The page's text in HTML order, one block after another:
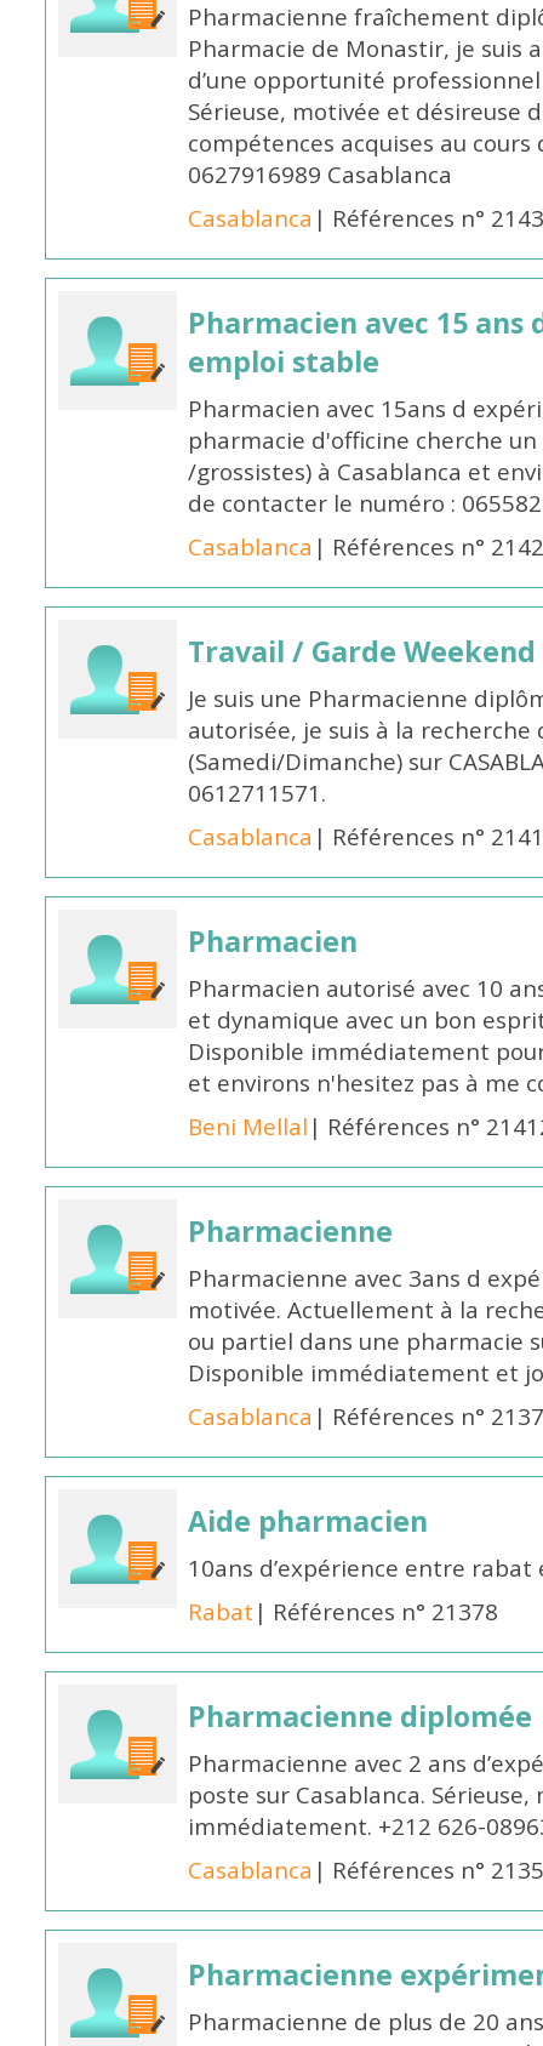
Pharmacienne fraîchement
Pharmacie de Monastir, je suis
d’une opportunité
Sérieuse, motivée et désireuse
compétences acquises au
0627916989 Casablanca
Casablanca | Références n°
Pharmacien avec 15
emploi stable
Pharmacien avec 15ans d
pharmacie d'officine cherche
/grossistes) à Casablanca et
de contacter le numéro :
Casablanca | Références n°
Travail / Garde Weekend
Je suis une Pharmacienne
autorisée, je suis à la
(Samedi/Dimanche) sur
0612711571.
Casablanca | Références n°
Pharmacien
Pharmacien autorisé avec 10
et dynamique avec un bon
Disponible immédiatement
et environs n'hesitez pas à me
Beni Mellal | Références n°
Pharmacienne
Pharmacienne avec 3ans d
motivée. Actuellement à la
ou partiel dans une pharmacie
Disponible immédiatement et
Casablanca | Références n°
Aide pharmacien
10ans d’expérience entre
Rabat | Références n° 21378
Pharmacienne diplomée
Pharmacienne avec 2 ans
poste sur Casablanca.
immédiatement. +212 626-
Casablanca | Références n°
Pharmacienne
Pharmacienne de plus de 20